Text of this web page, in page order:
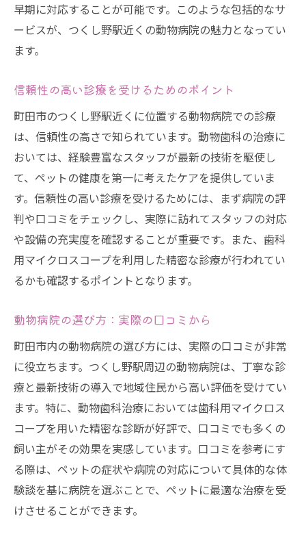
早期に対応することが可能です。このような包括的なサ
ービスが、つくし野駅近くの動物病院の魅力となってい
ます。
信頼性の高い診療を受けるためのポイント
町田市のつくし野駅近くに位置する動物病院での診療
は、信頼性の高さで知られています。動物歯科の治療に
おいては、経験豊富なスタッフが最新の技術を駆使し
て、ペットの健康を第一に考えたケアを提供していま
す。信頼性の高い診療を受けるためには、まず病院の評
判や口コミをチェックし、実際に訪れてスタッフの対応
や設備の充実度を確認することが重要です。また、歯科
用マイクロスコープを利用した精密な診療が行われてい
るかも確認するポイントとなります。
動物病院の選び方：実際の口コミから
町田市内の動物病院の選び方には、実際の口コミが非常
に役立ちます。つくし野駅周辺の動物病院は、丁寧な診
療と最新技術の導入で地域住民から高い評価を受けてい
ます。特に、動物歯科治療においては歯科用マイクロス
コープを用いた精密な診断が好評で、口コミでも多くの
飼い主がその効果を実感しています。口コミを参考にす
る際は、ペットの症状や病院の対応について具体的な体
験談を基に病院を選ぶことで、ペットに最適な治療を受
けさせることができます。